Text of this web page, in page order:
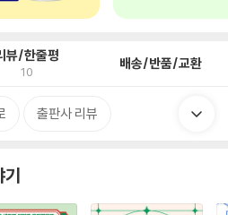
뷰/한줄평
10 배송/반품/교환
출판사 리뷰
기